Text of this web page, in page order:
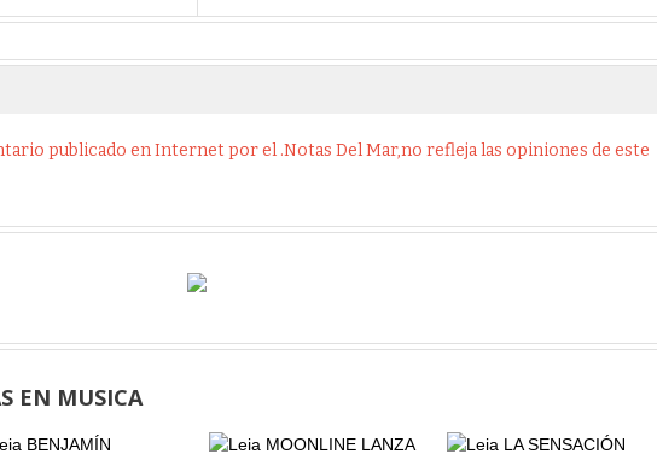
publicado en Internet por el .Notas Del Mar,no refleja las opiniones de este
EN MUSICA